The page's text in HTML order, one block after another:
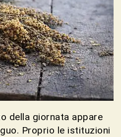
della giornata appare
Proprio le istituzioni